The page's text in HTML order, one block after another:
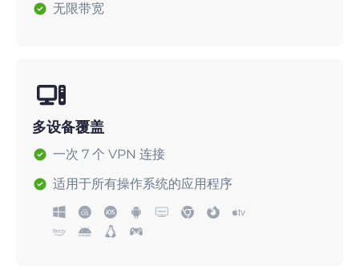
无限带宽
多设备覆盖
一次 7 个 VPN 连接
适用于所有操作系统的应用程序